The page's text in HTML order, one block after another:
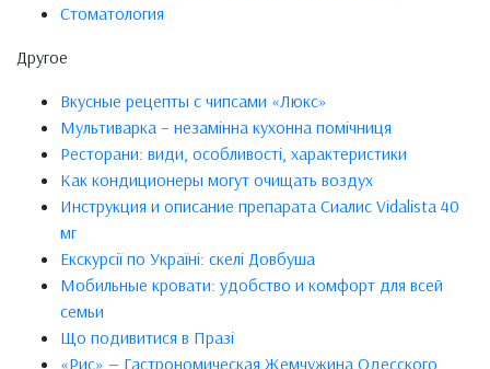
Стоматология
Другое
Вкусные рецепты с чипсами «Люкс»
Мультиварка – незамінна кухонна помічниця
Ресторани: види, особливості, характеристики
Как кондиционеры могут очищать воздух
Инструкция и описание препарата Сиалис Vidalista 40
мг
Екскурсії по Україні: скелі Довбуша
Мобильные кровати: удобство и комфорт для всей
семьи
Що подивитися в Празі
«Рис» — Гастрономическая Жемчужина Одесского